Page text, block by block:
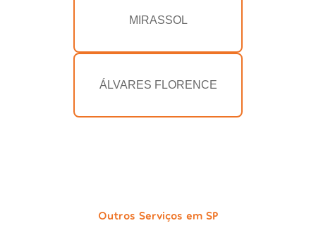
MIRASSOL
ÁLVARES FLORENCE
Outros Serviços em SP